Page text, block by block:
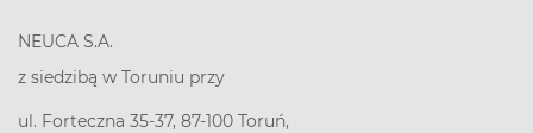
NEUCA S.A.
z siedzibą w Toruniu przy
ul. Forteczna 35-37, 87-100 Toruń,